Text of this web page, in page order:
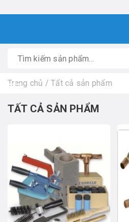
Trang chủ / Tất cả sản phẩm
TẤT CẢ SẢN PHẨM